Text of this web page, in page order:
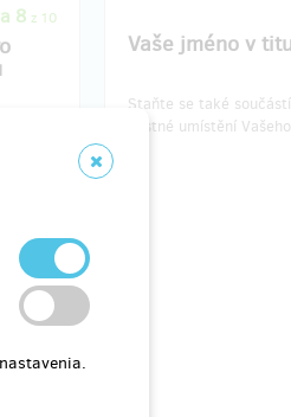
8 z 10
na
Vaše jméno v
Staňte se také
čestné umístění